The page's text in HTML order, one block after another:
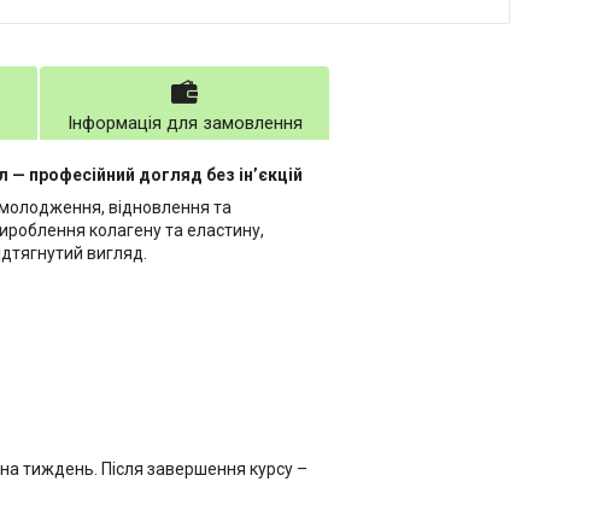
Інформація для замовлення
професійний догляд без інʼєкцій
відновлення та
колагену та еластину,
вигляд.
тиждень. Після завершення курсу –